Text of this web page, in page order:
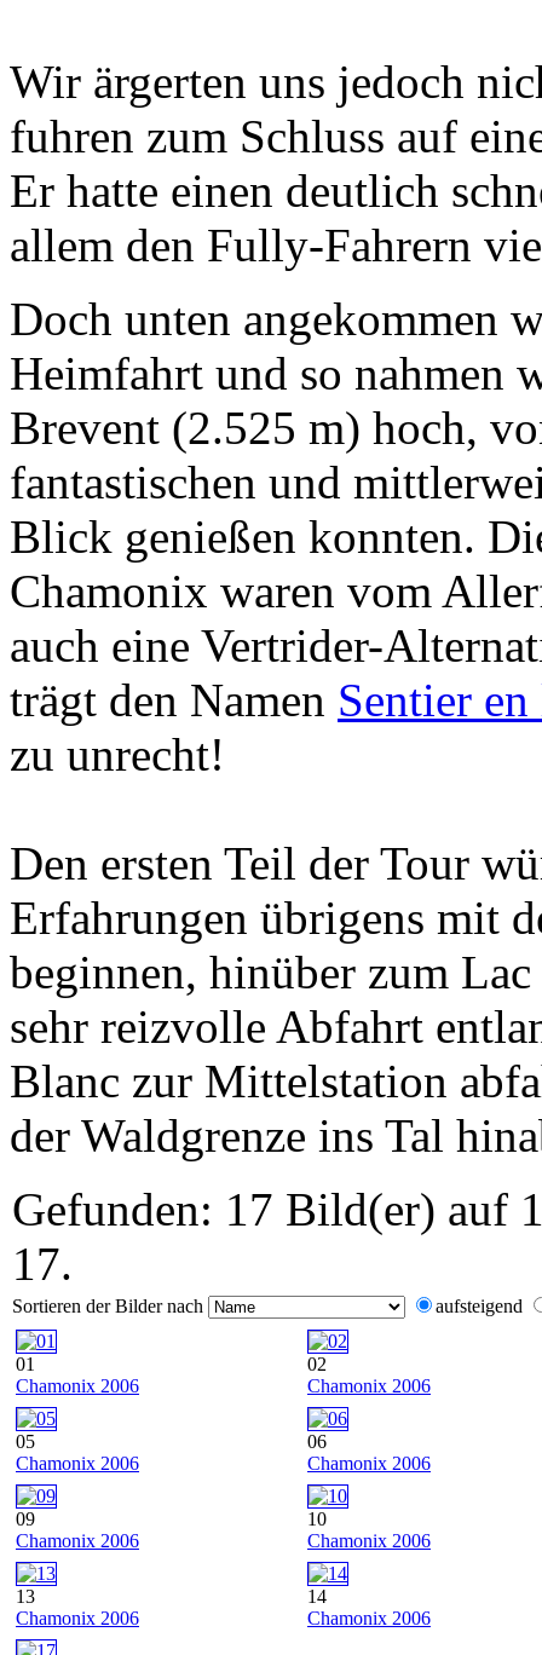
Wir ärgerten uns jedoch
fuhren zum Schluss auf
Er hatte einen deutlich
allem den Fully-Fahrern
Doch unten angekommen
Heimfahrt und so nahmen
Brevent (2.525 m) hoch,
fantastischen und
Blick genießen konnten.
Chamonix waren vom
auch eine Vertrider-
trägt den Namen Sentier en
zu unrecht!
Den ersten Teil der Tour
Erfahrungen übrigens mit
beginnen, hinüber zum
sehr reizvolle Abfahrt
Blanc zur Mittelstation
der Waldgrenze ins Tal
Gefunden: 17 Bild(er) auf
17.
Sortieren der Bilder nach aufsteigend
01
Chamonix 2006
02
Chamonix 2006
05
Chamonix 2006
06
Chamonix 2006
09
Chamonix 2006
10
Chamonix 2006
13
Chamonix 2006
14
Chamonix 2006